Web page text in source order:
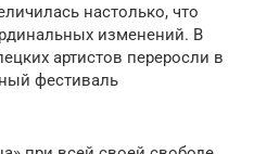
настолько, что
изменений. В
артистов переросли в
фестиваль